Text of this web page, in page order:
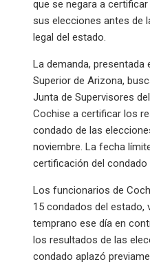
que se negara a
sus elecciones antes de
legal del estado.
La demanda, presentada
Superior de Arizona,
Junta de Supervisores
Cochise a certificar los
condado de las
noviembre. La fecha
certificación del condado
Los funcionarios de
15 condados del estado,
temprano ese día en
los resultados de las
condado aplazó